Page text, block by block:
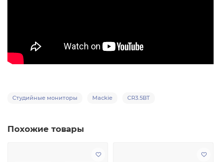
Студийные мониторы Mackie CR3.5BT
Похожие товары